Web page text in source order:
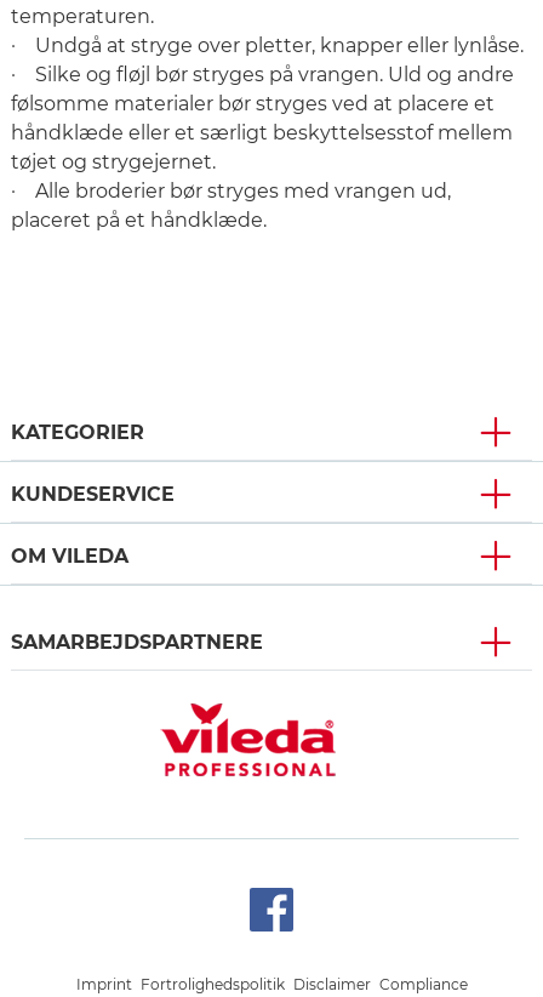
temperaturen.
· Undgå at stryge over pletter, knapper eller lynlåse.
· Silke og fløjl bør stryges på vrangen. Uld og andre
følsomme materialer bør stryges ved at placere et
håndklæde eller et særligt beskyttelsesstof mellem
tøjet og strygejernet.
· Alle broderier bør stryges med vrangen ud,
placeret på et håndklæde.
KATEGORIER
KUNDESERVICE
OM VILEDA
SAMARBEJDSPARTNERE
Imprint Fortrolighedspolitik Disclaimer Compliance